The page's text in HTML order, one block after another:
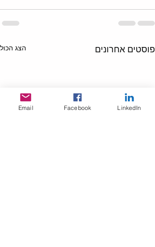
פוסטים אחרונים הצג הכול
Email Facebook LinkedIn